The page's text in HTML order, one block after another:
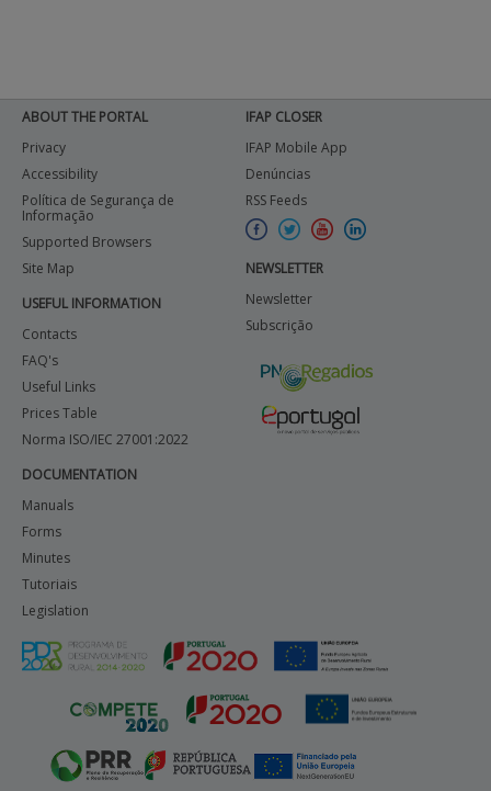
ABOUT THE PORTAL
Privacy
Accessibility
Política de Segurança de
Informação
Supported Browsers
Site Map
USEFUL INFORMATION
Contacts
FAQ's
Useful Links
Prices Table
Norma ISO/IEC 27001:2022
DOCUMENTATION
Manuals
Forms
Minutes
Tutoriais
Legislation
IFAP CLOSER
IFAP Mobile App
Denúncias
RSS Feeds
NEWSLETTER
Newsletter
Subscrição